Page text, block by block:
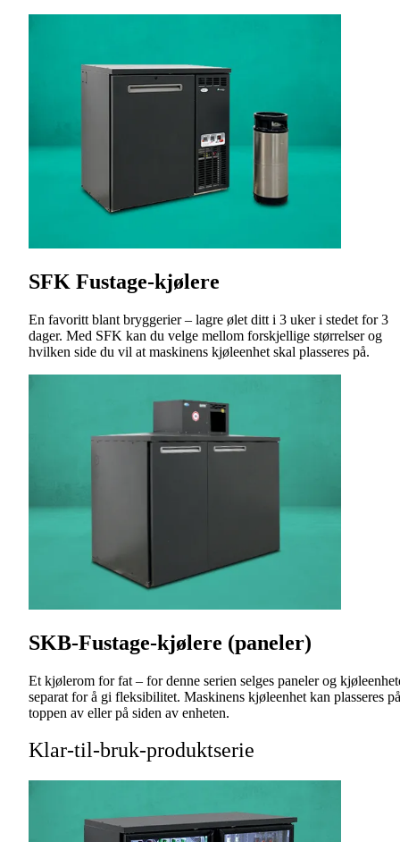
SFK Fustage-kjølere
En favoritt blant bryggerier – lagre ølet ditt i 3 uker i stedet for 3
dager. Med SFK kan du velge mellom forskjellige størrelser og
hvilken side du vil at maskinens kjøleenhet skal plasseres på.
SKB-Fustage-kjølere (paneler)
Et kjølerom for fat – for denne serien selges paneler og
separat for å gi fleksibilitet. Maskinens kjøleenhet kan plasseres på
toppen av eller på siden av enheten.
Klar-til-bruk-produktserie